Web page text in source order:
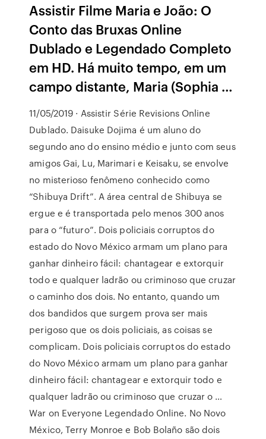
Assistir Filme Maria e João: O
Conto das Bruxas Online
Dublado e Legendado Completo
em HD. Há muito tempo, em um
campo distante, Maria (Sophia …
11/05/2019 · Assistir Série Revisions Online
Dublado. Daisuke Dojima é um aluno do
segundo ano do ensino médio e junto com seus
amigos Gai, Lu, Marimari e Keisaku, se envolve
no misterioso fenômeno conhecido como
“Shibuya Drift”. A área central de Shibuya se
ergue e é transportada pelo menos 300 anos
para o “futuro”. Dois policiais corruptos do
estado do Novo México armam um plano para
ganhar dinheiro fácil: chantagear e extorquir
todo e qualquer ladrão ou criminoso que cruzar
o caminho dos dois. No entanto, quando um
dos bandidos que surgem prova ser mais
perigoso que os dois policiais, as coisas se
complicam. Dois policiais corruptos do estado
do Novo México armam um plano para ganhar
dinheiro fácil: chantagear e extorquir todo e
qualquer ladrão ou criminoso que cruzar o …
War on Everyone Legendado Online. No Novo
México, Terry Monroe e Bob Bolaño são dois